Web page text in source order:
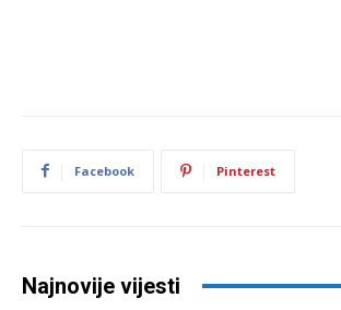
Facebook Pinterest
Najnovije vijesti